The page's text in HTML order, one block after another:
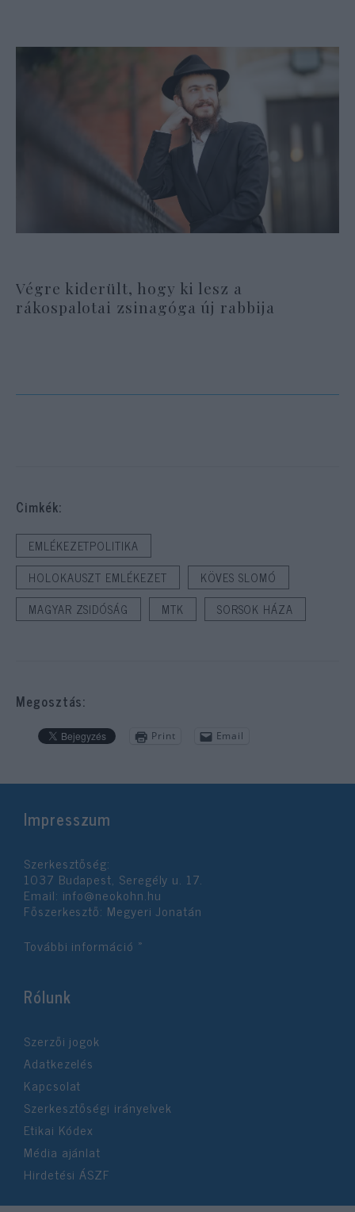
Végre kiderült, hogy ki lesz a
rákospalotai zsinagóga új rabbija
Cimkék:
EMLÉKEZETPOLITIKA
HOLOKAUSZT EMLÉKEZET
KÖVES SLOMÓ
MAGYAR ZSIDÓSÁG
MTK SORSOK HÁZA
Megosztás:
Print Email
Impresszum
Szerkesztőség:
1037 Budapest, Seregély u. 17.
Email: info@neokohn.hu
Főszerkesztő: Megyeri Jonatán
További információ »
Rólunk
Szerzői jogok
Adatkezelés
Kapcsolat
Szerkesztőségi irányelvek
Etikai Kódex
Média ajánlat
Hirdetési ÁSZF